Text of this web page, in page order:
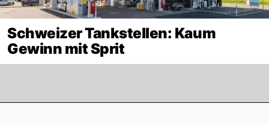
Schweizer Tankstellen: Kaum
Gewinn mit Sprit